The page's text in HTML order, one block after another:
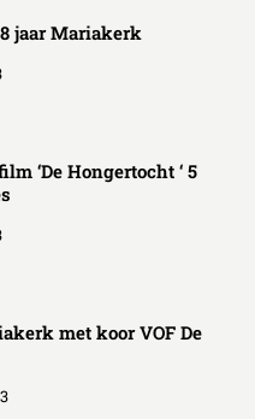
jaar Mariakerk
‘De Hongertocht ‘ 5
met koor VOF De